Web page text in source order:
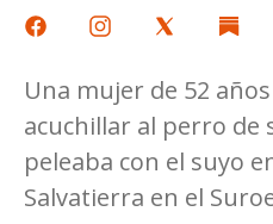
Una mujer de 52
acuchillar al perro de
peleaba con el suyo
Salvatierra en el